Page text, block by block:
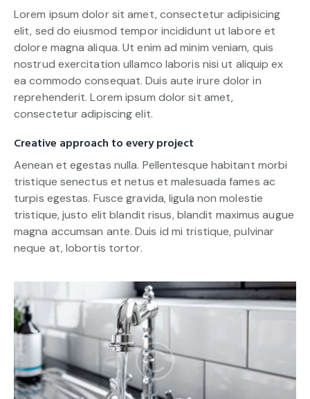
Lorem ipsum dolor sit amet, consectetur adipisicing
elit, sed do eiusmod tempor incididunt ut labore et
dolore magna aliqua. Ut enim ad minim veniam, quis
nostrud exercitation ullamco laboris nisi ut aliquip ex
ea commodo consequat. Duis aute irure dolor in
reprehenderit. Lorem ipsum dolor sit amet,
consectetur adipiscing elit.
Creative approach to every project
Aenean et egestas nulla. Pellentesque habitant morbi
tristique senectus et netus et malesuada fames ac
turpis egestas. Fusce gravida, ligula non molestie
tristique, justo elit blandit risus, blandit maximus augue
magna accumsan ante. Duis id mi tristique, pulvinar
neque at, lobortis tortor.